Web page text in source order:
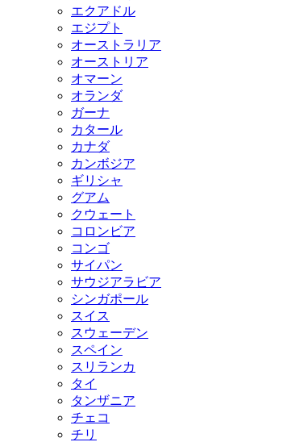
エクアドル
エジプト
オーストラリア
オーストリア
オマーン
オランダ
ガーナ
カタール
カナダ
カンボジア
ギリシャ
グアム
クウェート
コロンビア
コンゴ
サイパン
サウジアラビア
シンガポール
スイス
スウェーデン
スペイン
スリランカ
タイ
タンザニア
チェコ
チリ